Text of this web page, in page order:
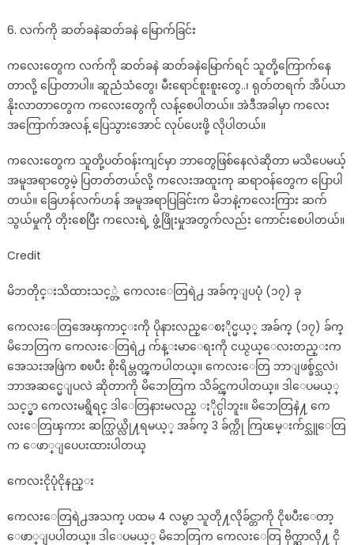
6. လက်ကို ဆတ်ခနဲဆတ်ခနဲ မြောက်ခြင်း
ကလေးတွေက လက်ကို ဆတ်ခနဲ ဆတ်ခနဲမြောက်ရင် သူတို့ကြောက်နေ
တာလို့ ပြောတာပါ။ ဆူညံသံတွေ၊ မီးရောင်စူးစူးတွေ..၊ ရုတ်တရက် အိပ်ယာ
နိုးလာတာတွေက ကလေးတွေကို လန့်စေပါတယ်။ အဲဒီအခါမှာ ကလေး
အကြောက်အလန့် ပြေသွားအောင် လုပ်ပေးဖို့ လိုပါတယ်။
ကလေးတွေက သူတို့ပတ်ဝန်းကျင်မှာ ဘာတွေဖြစ်နေလဲဆိုတာ မသိပေမယ့်
အမူအရာတွေမဲ့ ပြတတ်တယ်လို့ ကလေးအထူးကု ဆရာဝန်တွေက ပြောပါ
တယ်။ ခြေဟန်လက်ဟန် အမူအရာပြခြင်းက မိဘနဲ့ကလေးကြား ဆက်
သွယ်မှုကို တိုးစေပြီး ကလေးရဲ့ ဖွံ့ဖြိုးမှုအတွက်လည်း ကောင်းစေပါတယ်။
Credit
မိဘတိုင္းသိထားသင့္တဲ့ ကေလးေတြရဲ႕ အခ်က္ျပပုံ (၁၇) ခု
ကေလးေတြအေၾကာင္းကို ပိုနားလည္ေစႏိုင္မယ့္ အခ်က္ (၁၇) ခ်က္
မိဘေတြက ကေလးေတြရဲ႕ က်န္းမာေရးကို ငယ္ငယ္ေလးတည္းက
အေသးအဖြဲက စၿပီး စိုးရိမ္တတ္ၾကပါတယ္။ ကေလးေတြ ဘာျဖစ္ခ်င္သလဲ၊
ဘာအဆင္မေျပလဲ ဆိုတာကို မိဘေတြက သိခ်င္ၾကပါတယ္။ ဒါေပမယ့္
သင့္မွာ ကေလးမရွိရင္ ဒါေတြနားမလည္ ႏိုင္ပါဘူး။ မိဘေတြနဲ႔ ကေ
လးေတြၾကား ဆက္သြယ္လို႔ရမယ့္ အခ်က္ 3 ခ်က္ကို ကြၽမ္းက်င္သူေတြ
က ေဖာ္ျပေပးထားပါတယ္
ကေလးငိုပုံငိုနည္း
ကေလးေတြရဲ႕အသက္ ပထမ 4 လမွာ သူတို႔လိုခ်င္တာကို ငိုၿပီးေတာ့
ေဖာ္ျပပါတယ္။ ဒါေပမယ့္ မိဘေတြက ကေလးေတြ ဗိုက္ဆာလို႔ ငို